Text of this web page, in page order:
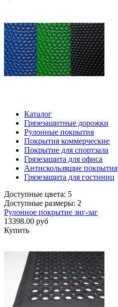
Каталог
Грязезащитные дорожки
Рулонные покрытия
Покрытия коммерческие
Покрытие для спортзала
Грязезащита для офиса
Антискользящие покрытия
Грязезащита для гостиниц
Доступные цвета: 5
Доступные размеры: 2
Рулонное покрытие зиг-заг
13398.00 руб
Купить